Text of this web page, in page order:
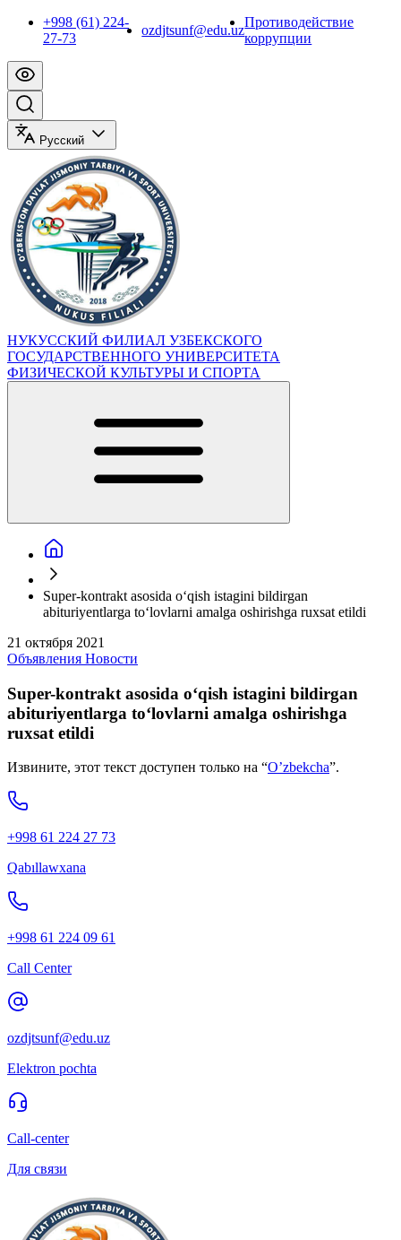
+998 (61) 224-
27-73
ozdjtsunf@edu.uz
Противодействие
коррупции
Русский
НУКУССКИЙ ФИЛИАЛ УЗБЕКСКОГО
ГОСУДАРСТВЕННОГО УНИВЕРСИТЕТА
ФИЗИЧЕСКОЙ КУЛЬТУРЫ И СПОРТА
Super-kontrakt asosida o‘qish istagini bildirgan
abituriyentlarga to‘lovlarni amalga oshirishga ruxsat etildi
21 октября 2021
Объявления Новости
Super-kontrakt asosida o‘qish istagini bildirgan
abituriyentlarga to‘lovlarni amalga oshirishga
ruxsat etildi
Извините, этот текст доступен только на “O’zbekcha”.
+998 61 224 27 73
Qabıllawxana
+998 61 224 09 61
Call Center
ozdjtsunf@edu.uz
Elektron pochta
Call-center
Для связи